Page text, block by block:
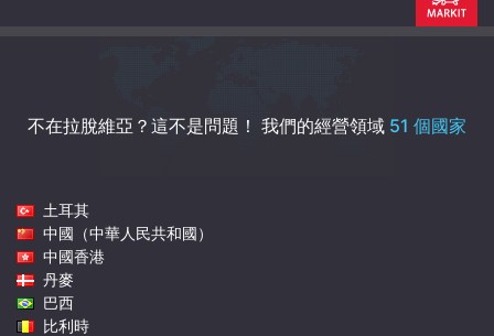
不在拉脫維亞？這不是問題！ 我們的經營領域 51 個國家
土耳其
中國（中華人民共和國）
中國香港
丹麥
巴西
比利時